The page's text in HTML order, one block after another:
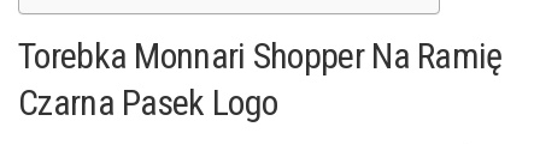
Torebka Monnari Shopper Na Ramię
Czarna Pasek Logo